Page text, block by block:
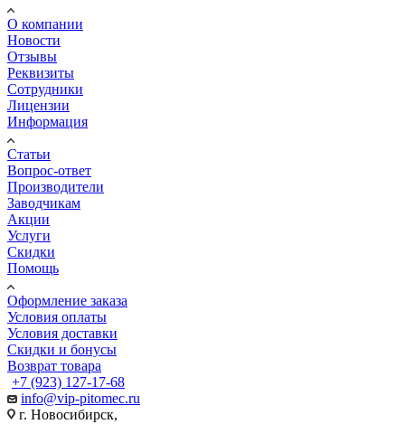
О компании
Новости
Отзывы
Реквизиты
Сотрудники
Лицензии
Информация
Статьи
Вопрос-ответ
Производители
Заводчикам
Акции
Услуги
Скидки
Помощь
Оформление заказа
Условия оплаты
Условия доставки
Скидки и бонусы
Возврат товара
+7 (923) 127-17-68
info@vip-pitomec.ru
г. Новосибирск,